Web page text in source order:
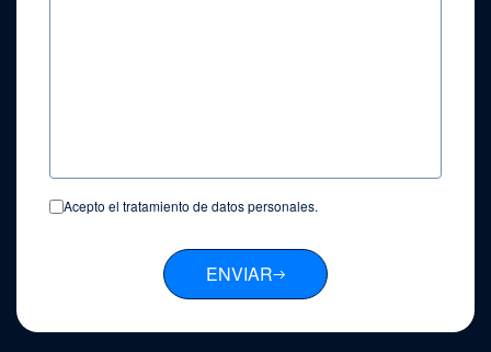
Acepto el tratamiento de datos personales.
ENVIAR